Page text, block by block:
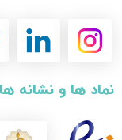
نماد ها و نشانه ها